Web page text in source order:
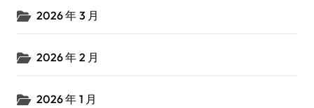
2026 年 3 月
2026 年 2 月
2026 年 1 月